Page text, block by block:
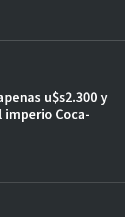
u$s2.300 y
imperio Coca-